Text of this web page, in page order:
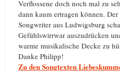
Verflossene doch noch mal zu
dann kaum ertragen können. Der
Songwriter aus Ludwigsburg
Gefühlswirrwar auszudrücken
warme musikalische Decke zu
Danke Philipp!
Zu den Songtexten